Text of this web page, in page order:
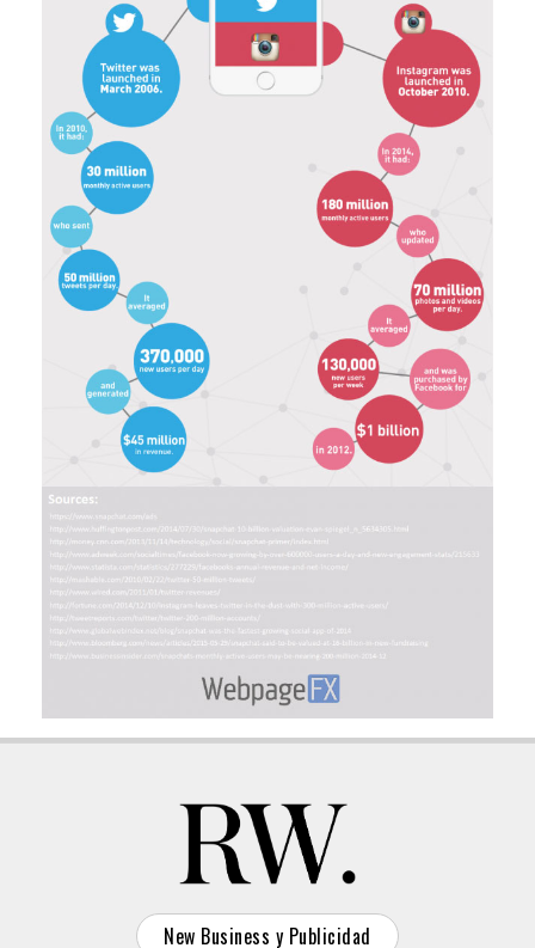
New Business y Publicidad